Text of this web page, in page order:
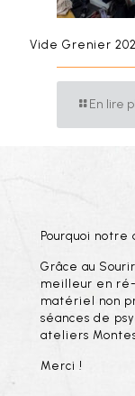
Vide Grenier
En lire
Pourquoi notre
Grâce au
meilleur en ré-
matériel non
séances de
ateliers
Merci !